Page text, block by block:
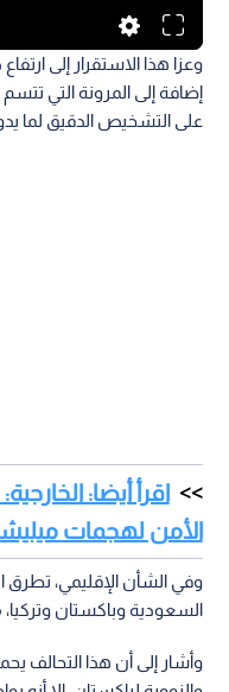
وعزا هذا الاستقرار إلى
إضافة إلى المرونة التي تتسم
على التشخيص الدقيق لما
اقرأ أيضا:
الأمن لهجمات
وفي الشأن الإقليمي، تطرق
السعودية وباكستان وتركيا،
وأشار إلى أن هذا التحالف